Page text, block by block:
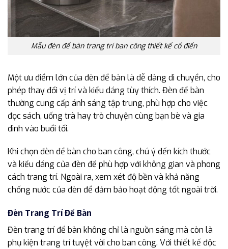
Mẫu đèn để bàn trang trí ban công thiết kế cổ điển
Một ưu điểm lớn của đèn để bàn là dễ dàng di chuyển, cho
phép thay đổi vị trí và kiểu dáng tùy thích. Đèn để bàn
thường cung cấp ánh sáng tập trung, phù hợp cho việc
đọc sách, uống trà hay trò chuyện cùng bạn bè và gia
đình vào buổi tối.
Khi chọn đèn để bàn cho ban công, chú ý đến kích thước
và kiểu dáng của đèn để phù hợp với không gian và phong
cách trang trí. Ngoài ra, xem xét độ bền và khả năng
chống nước của đèn để đảm bảo hoạt động tốt ngoài trời.
Đèn Trang Trí Để Bàn
Đèn trang trí để bàn không chỉ là nguồn sáng mà còn là
phụ kiện trang trí tuyệt vời cho ban công. Với thiết kế độc